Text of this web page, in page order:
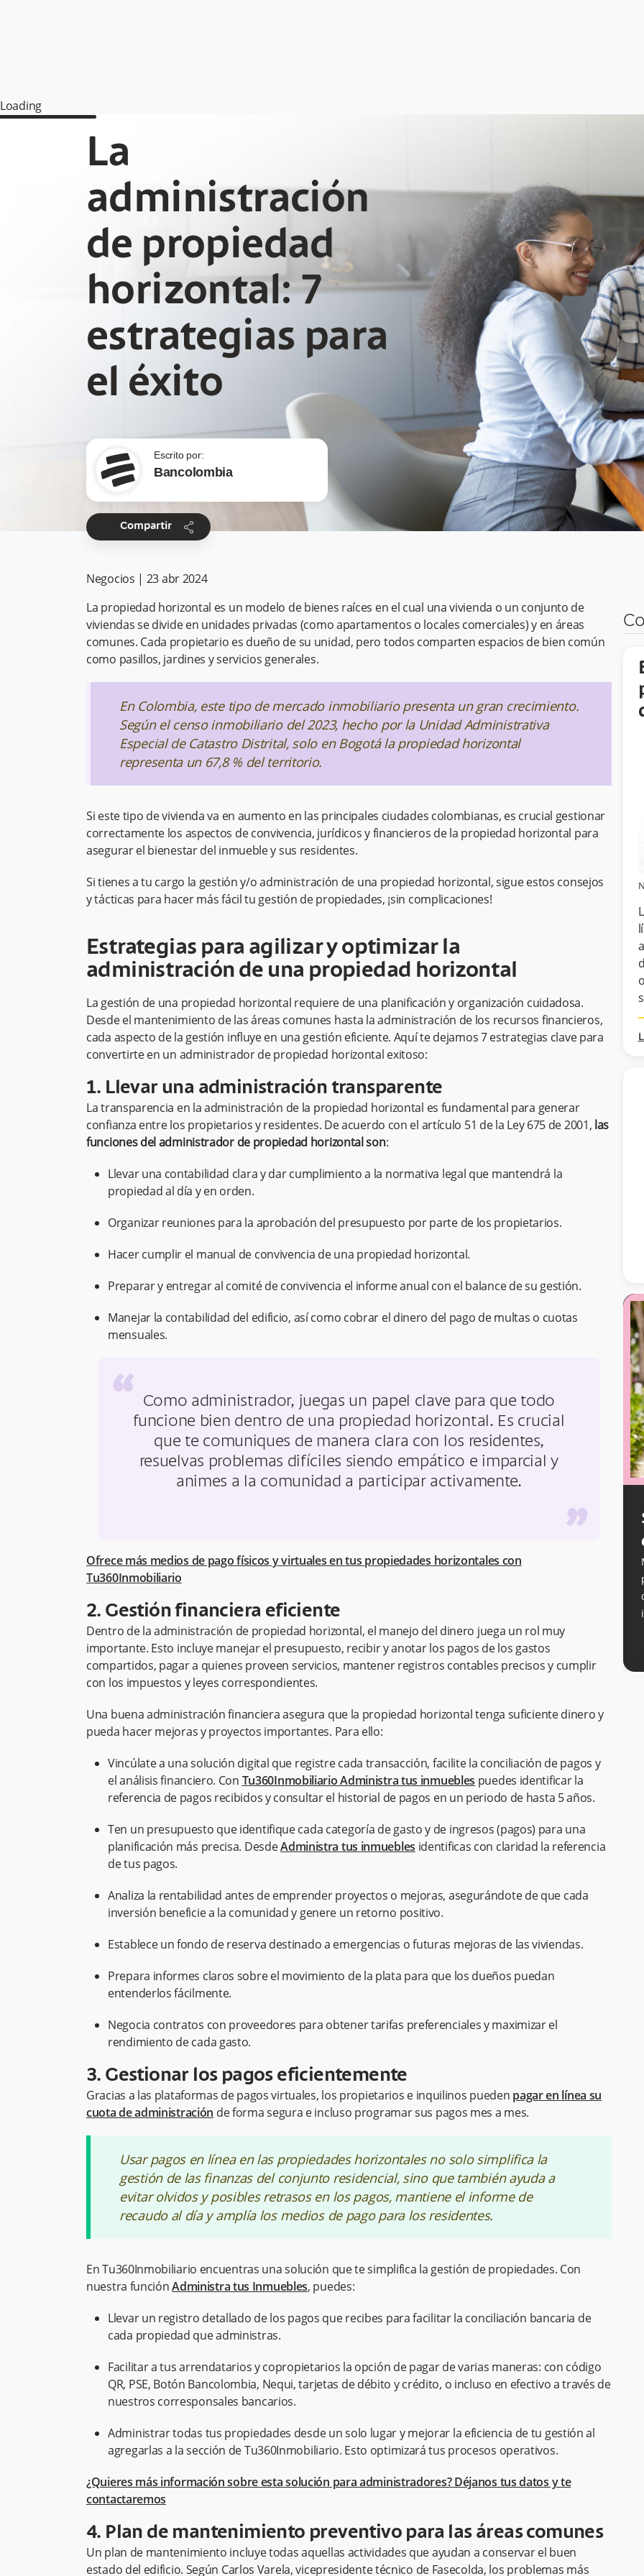
Loading
La
administración
de propiedad
horizontal: 7
estrategias para
el éxito
Escrito por:
Bancolombia
Compartir share
Negocios | 23 abr 2024
La propiedad horizontal es un modelo de bienes raíces en el cual una vivienda o un conjunto de
viviendas se divide en unidades privadas (como apartamentos o locales comerciales) y en áreas
comunes. Cada propietario es dueño de su unidad, pero todos comparten espacios de bien común
como pasillos, jardines y servicios generales. ​​
En Colombia, este tipo de mercado inmobiliario presenta un gran crecimiento.
Según el censo inmobiliario del 2023, hecho por la Unidad Administrativa
Especial de Catastro Distrital, solo en Bogotá la propiedad horizontal
representa un 67,8 % del territorio.
Si este tipo de vivienda va en aumento en las principales ciudades colombianas, es crucial gestionar
correctamente los aspectos de convivencia, jurídicos y financieros de la propiedad horizontal para
asegurar el bienestar del inmueble y sus residentes.
Si tienes a tu cargo la gestión y/o administración de una propiedad horizontal, sigue estos consejos
y tácticas para hacer más fácil tu gestión de propiedades, ¡sin complicaciones!
Estrategias para agilizar y optimizar la
administración de una propiedad horizontal
La gestión de una propiedad horizontal requiere de una planificación y organización cuidadosa.
Desde el mantenimiento de las áreas comunes hasta la administración de los recursos financieros,
cada aspecto de la gestión influye en una gestión eficiente. Aquí te dejamos 7 estrategias clave para
convertirte en un administrador de propiedad horizontal exitoso:
1. Llevar una administración transparente
La transparencia en la administración de la propiedad horizontal es fundamental para generar
confianza entre los propietarios y residentes. De acuerdo con el artículo 51 de la Ley 675 de 2001, las
funciones del administrador de propiedad horizontal son:
Llevar una contabilidad clara y dar cumplimiento a la normativa legal que mantendrá la
propiedad al día y en orden.
Organizar reuniones para la aprobación del presupuesto por parte de los propietarios.
Hacer cumplir el manual de convivencia de una propiedad horizontal.
Preparar y entregar al comité de convivencia el informe anual con el balance de su gestión.
Manejar la contabilidad del edificio, así como cobrar el dinero del pago de multas o cuotas
mensuales.
“
Como administrador, juegas un papel clave para que todo
funcione bien dentro de una propiedad horizontal. Es crucial
que te comuniques de manera clara con los residentes,
resuelvas problemas difíciles siendo empático e imparcial y
animes a la comunidad a participar activamente.
”
Ofrece más medios de pago físicos y virtuales en tus propiedades horizontales con
Tu360Inmobiliario
2. Gestión financiera eficiente
Dentro de la administración de propiedad horizontal, el manejo del dinero juega un rol muy
importante. Esto incluye manejar el presupuesto, recibir y anotar los pagos de los gastos
compartidos, pagar a quienes proveen servicios, mantener registros contables precisos y cumplir
con los impuestos y leyes correspondientes.
Una buena administración financiera asegura que la propiedad horizontal tenga suficiente dinero y
pueda hacer mejoras y proyectos importantes. Para ello:
Vincúlate a una solución digital que registre cada transacción, facilite la conciliación de pagos y
el análisis financiero. Con Tu360Inmobiliario Administra tus inmuebles puedes identificar la
referencia de pagos recibidos y consultar el historial de pagos en un periodo de hasta 5 años.
Ten un presupuesto que identifique cada categoría de gasto y de ingresos (pagos) para una
planificación más precisa. DesdeAdministra tus inmuebles identificas con claridad la referencia
de tus pagos.
Analiza la rentabilidad antes de emprender proyectos o mejoras, asegurándote de que cada
inversión beneficie a la comunidad y genere un retorno positivo.
Establece un fondo de reserva destinado a emergencias o futuras mejoras de las viviendas.
Prepara informes claros sobre el movimiento de la plata para que los dueños puedan
entenderlos fácilmente.
Negocia contratos con proveedores para obtener tarifas preferenciales y maximizar el
rendimiento de cada gasto.
3. Gestionar los pagos eficientemente
Gracias a las plataformas de pagos virtuales, los propietarios e inquilinos pueden pagar en línea su
cuota de administración de forma segura e incluso programar sus pagos mes a mes.
Usar pagos en línea en las propiedades horizontales no solo simplifica la
gestión de las finanzas del conjunto residencial, sino que también ayuda a
evitar olvidos y posibles retrasos en los pagos, mantiene el informe de
recaudo al día y amplía los medios de pago para los residentes.
En Tu360Inmobiliario encuentras una solución que te simplifica la gestión de propiedades. Con
nuestra funciónAdministra tus Inmuebles, puedes:
Llevar un registro detallado de los pagos que recibes para facilitar la conciliación bancaria de
cada propiedad que administras.
Facilitar a tus arrendatarios y copropietarios la opción de pagar de varias maneras: con código
QR, PSE, Botón Bancolombia, Nequi, tarjetas de débito y crédito, o incluso en efectivo a través de
nuestros corresponsales bancarios.
Administrar todas tus propiedades desde un solo lugar y mejorar la eficiencia de tu gestión al
agregarlas a la sección de Tu360Inmobiliario. Esto optimizará tus procesos operativos.
¿Quieres más información sobre esta solución para administradores? Déjanos tus datos y te
contactaremos
4. Plan de mantenimiento preventivo para las áreas comunes
Un plan de mantenimiento incluye todas aquellas actividades que ayudan a conservar el buen
estado del edificio. Según Carlos Varela, vicepresidente técnico de Fasecolda, los problemas más